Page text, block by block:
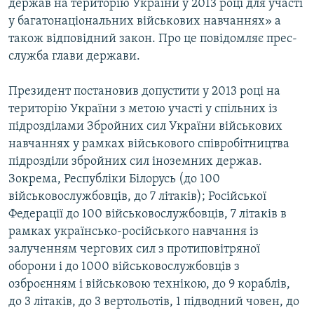
Усі сайти RFE/RL
держав на територію України у 2013 році для участі
у багатонаціональних військових навчаннях» а
також відповідний закон. Про це повідомляє прес-
служба глави держави.
Президент постановив допустити у 2013 році на
територію України з метою участі у спільних із
підрозділами Збройних сил України військових
навчаннях у рамках військового співробітництва
підрозділи збройних сил іноземних держав.
Зокрема, Республіки Білорусь (до 100
військовослужбовців, до 7 літаків); Російської
Федерації до 100 військовослужбовців, 7 літаків в
рамках українсько-російського навчання із
залученням чергових сил з протиповітряної
оборони і до 1000 військовослужбовців з
озброєнням і військовою технікою, до 9 кораблів,
до 3 літаків, до 3 вертольотів, 1 підводний човен, до